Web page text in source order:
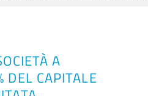
A
DEL CAPITALE